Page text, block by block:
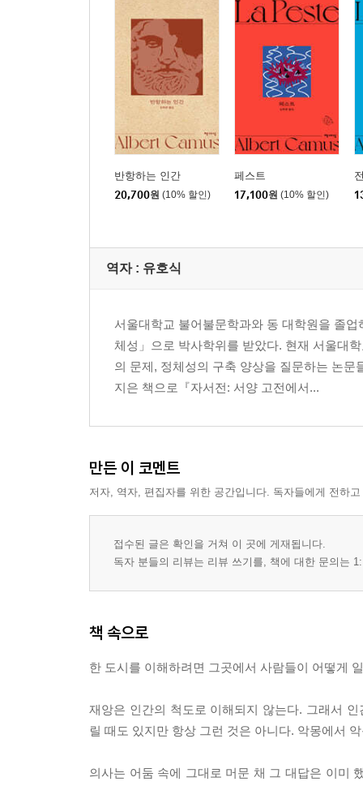
반항하는 인간
20,700원 (10% 할인)
페스트
17,100원 (10% 할인)
역자 : 유호식
서울대학교 불어불문학과와 동 대학원을 졸
체성」으로 박사학위를 받았다. 현재 서울대
의 문제, 정체성의 구축 양상을 질문하는 논
지은 책으로『자서전: 서양 고전에서...
만든 이 코멘트
저자, 역자, 편집자를 위한 공간입니다. 독자들에게 전하
접수된 글은 확인을 거쳐 이 곳에 게재됩니다.
독자 분들의 리뷰는 리뷰 쓰기를, 책에 대한 문의는
책 속으로
한 도시를 이해하려면 그곳에서 사람들이 어떻게
재앙은 인간의 척도로 이해되지 않는다. 그래서
릴 때도 있지만 항상 그런 것은 아니다. 악몽에서
의사는 어둠 속에 그대로 머문 채 그 대답은 이미